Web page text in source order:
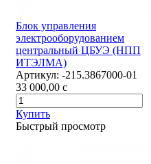
Блок управления
электрооборудованием
центральный ЦБУЭ (НПП
ИТЭЛМА)
Артикул: -215.3867000-01
33 000,00 c
Купить
Быстрый просмотр